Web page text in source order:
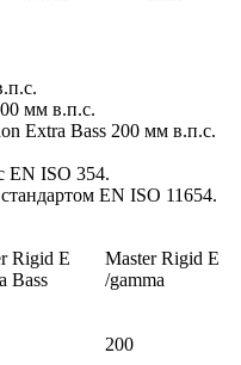
мм в.п.с.
Extra Bass 200 мм в.п.с.
EN ISO 354.
EN ISO 11654.
Rigid E
Bass
Master Rigid E
/gamma
200